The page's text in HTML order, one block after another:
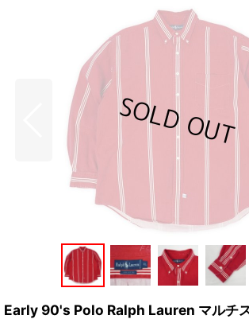
Early 90's Polo Ralph Lauren マルチ